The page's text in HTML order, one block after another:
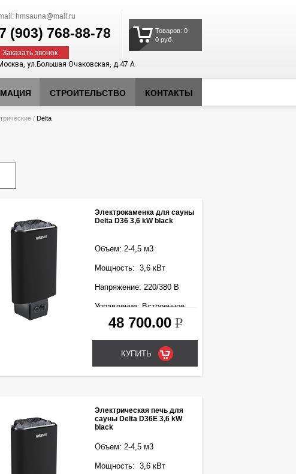
hmsauna@mail.ru
(903) 768-88-78
Заказать звонок
Товаров: 0
0 руб.
ул.Большая Очаковская, д.47 А
СТРОИТЕЛЬСТВО КОНТАКТЫ
/ Delta
Электрокаменка для сауны
Delta D36 3,6 kW black
Объем: 2-4,5 м3
Мощность: 3,6 кВт
Напряжение: 220/380 В
Управление: Встроенное
48 700.00 k
Электрическая печь для
сауны Delta D36E 3,6 kW
black
Объем: 2-4,5 м3
Мощность: 3,6 кВт